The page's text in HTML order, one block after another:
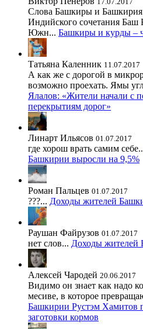
Слова Башкиры и Башкирия
Индийского сочетания
Южн... Башкиры и курды –
Татьяна Каленник 11.07.2017
А как же с дорогой в
возможно проехать. Ямы
Ялалов: «Жители начали с
перекрытиям дорог»
Линарт Ильясов 01.07.2017
где хорош врать самим
Башкирии выросли на 9,5%
Роман Пальцев 01.07.2017
???... Доходы жителей
Раушан Файрузов 01.07.2017
нет слов... Доходы жителей
Алексей Чародей 20.06.2017
Видимо он знает как надо
месиве, в которое
Башкирии Рустэм Хамитов
заготовки кормов